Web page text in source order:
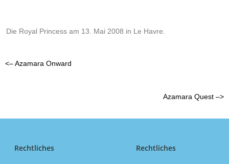
Die Royal Princess am 13. Mai 2008 in Le Havre.
<– Azamara Onward
Azamara Quest –>
Rechtliches Rechtliches